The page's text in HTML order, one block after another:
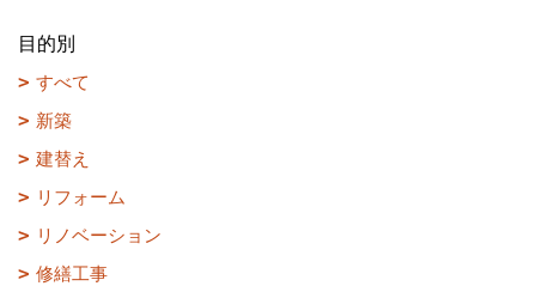
目的別
すべて
新築
建替え
リフォーム
リノベーション
修繕工事